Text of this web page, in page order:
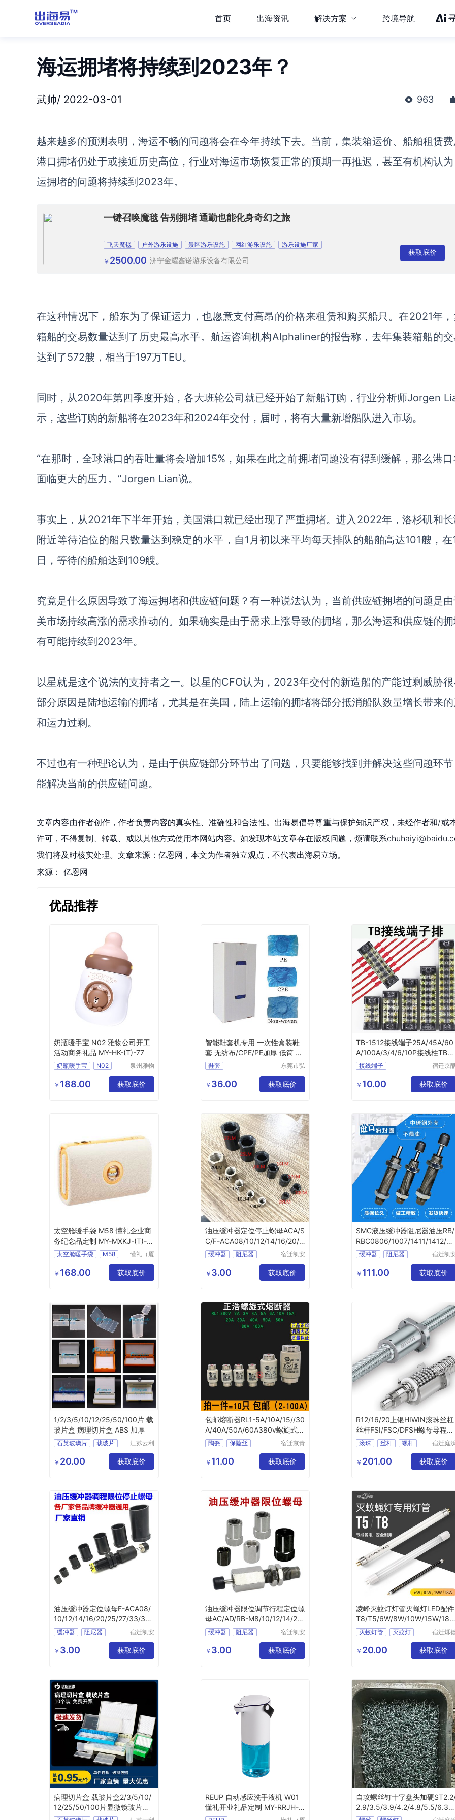
首页 出海资讯 解决方案 跨境导航
海运拥堵将持续到2023年？
武帅/ 2022-03-01 963
越来越多的预测表明，海运不畅的问题将会在今年持续下去。 当前，集装箱运价、船舶租赁
港口拥堵仍处于或接近历史高位，行业对海运市场恢复正常的预期一再推迟，甚至有机构认
运拥堵的问题将持续到 2023年。
一键召唤魔毯 告别拥堵 通勤也能化身奇幻之旅
飞天魔毯 户外游乐设施 景区游乐设施 网红游乐设施 游乐设施厂家
￥ 2500.00 济宁金耀鑫诺游乐设备有限公司
获取底价
在这种情况下，船东为了保证运力，也愿意支付高昂的价格来租赁和购买船只。在2021年
箱船的交易数量达到了历史最高水平。航运咨询机构Alphaliner的报告称，去年集装箱船的
达到了572艘，相当于197万TEU。
同时，从2020年第四季度开始，各大班轮公司就已经开始了新船订购，行业分析师Jorgen
示，这些订购的新船将在2023年和2024年交付，届时，将有大量新增船队进入市场。
“在那时，全球港口的吞吐量将会增加15%，如果在此之前拥堵问题没有得到缓解，那么港
面临更大的压力。”Jorgen Lian说。
事实上，从2021年下半年开始，美国港口就已经出现了严重拥堵。进入2022年，洛杉矶和
附近等待泊位的船只数量达到稳定的水平，自1月初以来平均每天排队的船舶高达101艘，在
日，等待的船舶达到109艘。
究竟是什么原因导致了海运拥堵和供应链问题？有一种说法认为，当前供应链拥堵的问题是
美市场持续高涨的需求推动的。如果确实是由于需求上涨导致的拥堵，那么海运和供应链的
有可能持续到 2023年。
以星就是这个说法的支持者之一。以星的CFO认为，2023年交付的新造船的产能过剩威胁很
部分原因是陆地运输的拥堵，尤其是在美国，陆上运输的拥堵将部分抵消船队数量增长带来
和运力过剩。
不过也有一种理论认为，是由于供应链部分环节出了问题，只要能够找到并解决这些问题环
能解决当前的供应链问题。
文章内容由作者创作，作者负责内容的真实性、准确性和合法性。出海易倡导尊重与保护知识产权，未经作者和/或
许可，不得复制、转载、或以其他方式使用本网站内容。如发现本站文章存在版权问题，烦请联系
我们将及时核实处理。文章来源：亿恩网，本文为作者独立观点，不代表出海易立场。
来源： 亿恩网
优品推荐
奶瓶暖手宝 N02 雅物公司开工
活动商务礼品 MY-HK-(T)-77
奶瓶暖手宝
N02
商务礼品
HK
泉州雅物
公司
￥ 188.00 获取底价
智能鞋套机专用 一次性盒装鞋
套 无纺布/CPE/PE加厚 低筒 蓝
色鞋套
东莞市弘
技有限公
司
￥ 36.00 获取底价
TB-1512接线端子25A/45A/60
A/100A/3/4/6/10P接线柱TBC
日式端子排
接线端子
接线柱
高频瓷接线柱
宿迁京
有限公司
￥ 10.00 获取底价
太空舱暖手袋 M58 懂礼企业商
务纪念品定制 MY-MXKJ-(T)-4
8太空舱暖手袋
M58
纪念品定制
MY
MXKJ 48
懂礼（厦
链有限公
司
￥ 168.00 获取底价
油压缓冲器定位停止螺母ACA/S
C/F-ACA08/10/12/14/16/20/2
5/27-LM
缓冲器
阻尼器
液压阻尼
宿迁凯安
有限公司
￥ 3.00 获取底价
SMC液压缓冲器阻尼器油压RB/
RBC0806/1007/1411/1412/20
15/0604
缓冲器
阻尼器
液压阻尼
宿迁凯
有限公司
￥ 111.00 获取底价
1/2/3/5/10/12/25/50/100片 载
玻片盒 病理切片盒 ABS 加厚
石英玻璃片
载玻片
显微镜玻璃片
江苏云利
务有限公
司
￥ 20.00 获取底价
包邮熔断器RL1-5A/10A/15//30
A/40A/50A/60A380v螺旋式陶
瓷保险丝
陶瓷
保险丝
配件
宿迁京青
务有限公
司
￥ 11.00 获取底价
R12/16/20上银HIWIN滚珠丝杠
丝杆FSI/FSC/DFSH螺母导程5T
3/10T4
滚珠 丝杆
螺杆
宿迁庭
有限公司
￥ 201.00 获取底价
油压缓冲器定位螺母F-ACA08/
10/12/14/16/20/25/27/33/36/
42LM
缓冲器
阻尼器
液压阻尼
宿迁凯安
有限公司
￥ 3.00 获取底价
油压缓冲器限位调节行程定位螺
母AC/AD/RB-M8/10/12/14/20/
25/27
缓冲器
阻尼器
液压阻尼
宿迁凯安
有限公司
￥ 3.00 获取底价
凌峰灭蚊灯灯管灭蝇灯LED配件
T8/T5/6W/8W/10W/15W/18
W/杀菌灯管
灭蚊灯管
灭蚊灯
诱虫灯管
家用灭蚊灯
宿迁烁
有限公司
￥ 20.00 获取底价
病理切片盒 载玻片盒2/3/5/10/
12/25/50/100片显微镜玻片盒
存放板
REUP 自动感应洗手液机 W01
懂礼开业礼品定制 MY-RRJH-
(T)-04
自攻螺丝钉十字盘头加硬
2.9/3.5/3.9/4.2/4.8/5.5/6.3镀
锌